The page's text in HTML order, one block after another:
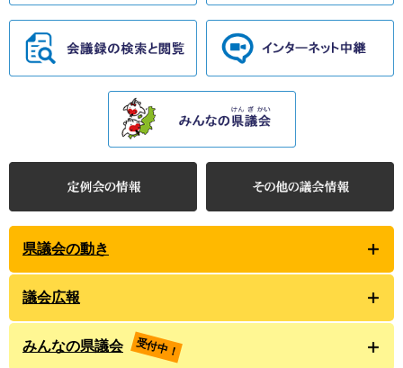
県議会の動き
議会広報
みんなの県議会 受付中！